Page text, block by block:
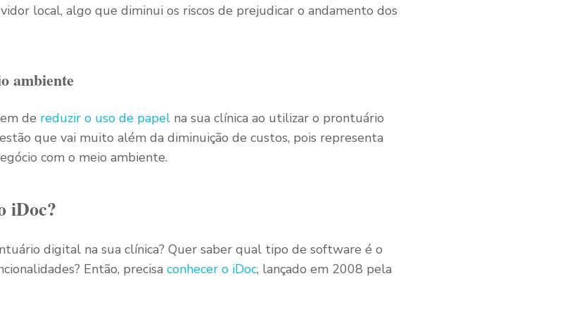
local, algo que diminui os riscos de prejudicar o andamento dos
ambiente
de reduzir o uso de papelna sua clínica ao utilizar o prontuário
que vai muito além da diminuição de custos, pois representa
com o meio ambiente.
iDoc?
digital na sua clínica? Quer saber qual tipo de software é o
Então, precisa conhecer o iDoc, lançado em 2008 pela